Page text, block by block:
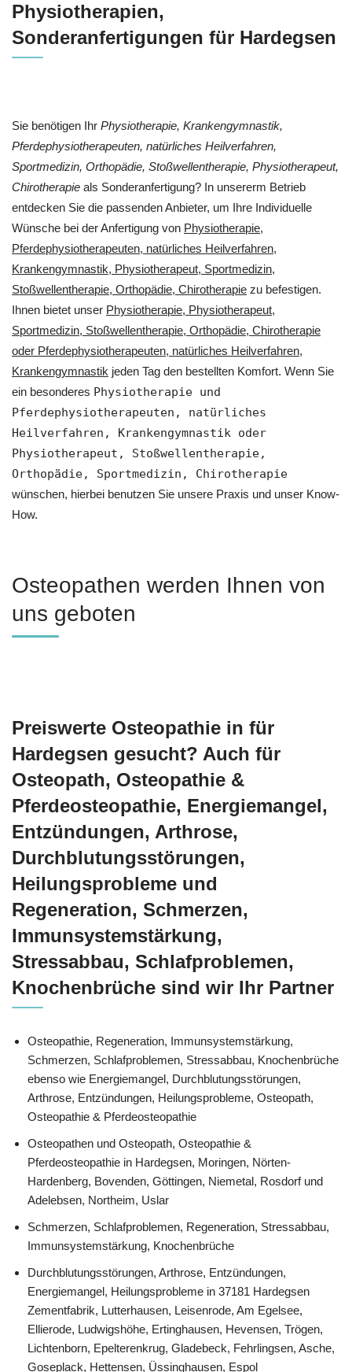
Physiotherapien,
Sonderanfertigungen für Hardegsen
Sie benötigen Ihr Physiotherapie, Krankengymnastik,
Pferdephysiotherapeuten, natürliches Heilverfahren,
Sportmedizin, Orthopädie, Stoßwellentherapie, Physiotherapeut,
Chirotherapie als Sonderanfertigung? In unsererm Betrieb
entdecken Sie die passenden Anbieter, um Ihre Individuelle
Wünsche bei der Anfertigung von Physiotherapie,
Pferdephysiotherapeuten, natürliches Heilverfahren,
Krankengymnastik, Physiotherapeut, Sportmedizin,
Stoßwellentherapie, Orthopädie, Chirotherapie zu befestigen.
Ihnen bietet unser Physiotherapie, Physiotherapeut,
Sportmedizin, Stoßwellentherapie, Orthopädie, Chirotherapie
oder Pferdephysiotherapeuten, natürliches Heilverfahren,
Krankengymnastik jeden Tag den bestellten Komfort. Wenn Sie
ein besonderes Physiotherapie und
Pferdephysiotherapeuten, natürliches
Heilverfahren, Krankengymnastik oder
Physiotherapeut, Stoßwellentherapie,
Orthopädie, Sportmedizin, Chirotherapie
wünschen, hierbei benutzen Sie unsere Praxis und unser Know-
How.
Osteopathen werden Ihnen von
uns geboten
Preiswerte Osteopathie in für
Hardegsen gesucht? Auch für
Osteopath, Osteopathie &
Pferdeosteopathie, Energiemangel,
Entzündungen, Arthrose,
Durchblutungsstörungen,
Heilungsprobleme und
Regeneration, Schmerzen,
Immunsystemstärkung,
Stressabbau, Schlafproblemen,
Knochenbrüche sind wir Ihr Partner
Osteopathie, Regeneration, Immunsystemstärkung,
Schmerzen, Schlafproblemen, Stressabbau, Knochenbrüche
ebenso wie Energiemangel, Durchblutungsstörungen,
Arthrose, Entzündungen, Heilungsprobleme, Osteopath,
Osteopathie & Pferdeosteopathie
Osteopathen und Osteopath, Osteopathie &
Pferdeosteopathie in Hardegsen, Moringen, Nörten-
Hardenberg, Bovenden, Göttingen, Niemetal, Rosdorf und
Adelebsen, Northeim, Uslar
Schmerzen, Schlafproblemen, Regeneration, Stressabbau,
Immunsystemstärkung, Knochenbrüche
Durchblutungsstörungen, Arthrose, Entzündungen,
Energiemangel, Heilungsprobleme in 37181 Hardegsen
Zementfabrik, Lutterhausen, Leisenrode, Am Egelsee,
Ellierode, Ludwigshöhe, Ertinghausen, Hevensen, Trögen,
Lichtenborn, Epelterenkrug, Gladebeck, Fehrlingsen, Asche,
Goseplack, Hettensen, Üssinghausen, Espol